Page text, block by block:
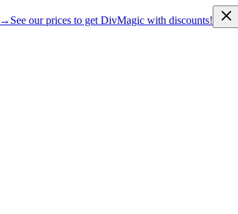
→ See our prices to get DivMagic with discounts!